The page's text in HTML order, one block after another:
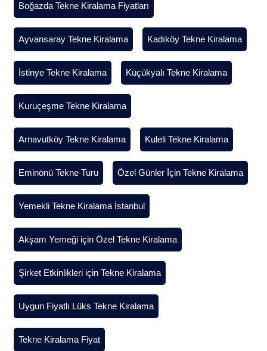
Boğazda Tekne Kiralama Fiyatları
Ayvansaray Tekne Kiralama Kadıköy Tekne Kiralama
İstinye Tekne Kiralama Küçükyalı Tekne Kiralama
Kuruçeşme Tekne Kiralama
Arnavutköy Tekne Kiralama Kuleli Tekne Kiralama
Eminönü Tekne Turu Özel Günler İçin Tekne Kiralama
Yemekli Tekne Kiralama İstanbul
Akşam Yemeği için Özel Tekne Kiralama
Şirket Etkinlikleri için Tekne Kiralama
Uygun Fiyatlı Lüks Tekne Kiralama
Tekne Kiralama Fiyat